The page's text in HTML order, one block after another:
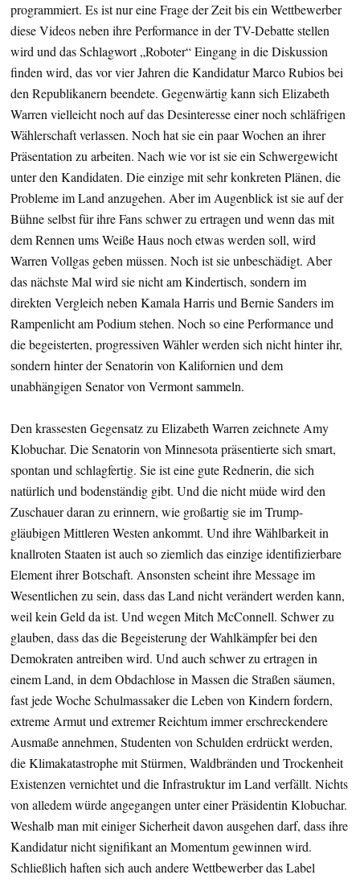
programmiert. Es ist nur eine Frage der Zeit bis ein Wettbewerber
diese Videos neben ihre Performance in der TV-Debatte stellen
wird und das Schlagwort „Roboter“ Eingang in die Diskussion
finden wird, das vor vier Jahren die Kandidatur Marco Rubios bei
den Republikanern beendete. Gegenwärtig kann sich Elizabeth
Warren vielleicht noch auf das Desinteresse einer noch schläfrigen
Wählerschaft verlassen. Noch hat sie ein paar Wochen an ihrer
Präsentation zu arbeiten. Nach wie vor ist sie ein Schwergewicht
unter den Kandidaten. Die einzige mit sehr konkreten Plänen, die
Probleme im Land anzugehen. Aber im Augenblick ist sie auf der
Bühne selbst für ihre Fans schwer zu ertragen und wenn das mit
dem Rennen ums Weiße Haus noch etwas werden soll, wird
Warren Vollgas geben müssen. Noch ist sie unbeschädigt. Aber
das nächste Mal wird sie nicht am Kindertisch, sondern im
direkten Vergleich neben Kamala Harris und Bernie Sanders im
Rampenlicht am Podium stehen. Noch so eine Performance und
die begeisterten, progressiven Wähler werden sich nicht hinter ihr,
sondern hinter der Senatorin von Kalifornien und dem
unabhängigen Senator von Vermont sammeln.
Den krassesten Gegensatz zu Elizabeth Warren zeichnete Amy
Klobuchar. Die Senatorin von Minnesota präsentierte sich smart,
spontan und schlagfertig. Sie ist eine gute Rednerin, die sich
natürlich und bodenständig gibt. Und die nicht müde wird den
Zuschauer daran zu erinnern, wie großartig sie im Trump-
gläubigen Mittleren Westen ankommt. Und ihre Wählbarkeit in
knallroten Staaten ist auch so ziemlich das einzige identifizierbare
Element ihrer Botschaft. Ansonsten scheint ihre Message im
Wesentlichen zu sein, dass das Land nicht verändert werden kann,
weil kein Geld da ist. Und wegen Mitch McConnell. Schwer zu
glauben, dass das die Begeisterung der Wahlkämpfer bei den
Demokraten antreiben wird. Und auch schwer zu ertragen in
einem Land, in dem Obdachlose in Massen die Straßen säumen,
fast jede Woche Schulmassaker die Leben von Kindern fordern,
extreme Armut und extremer Reichtum immer erschreckendere
Ausmaße annehmen, Studenten von Schulden erdrückt werden,
die Klimakatastrophe mit Stürmen, Waldbränden und Trockenheit
Existenzen vernichtet und die Infrastruktur im Land verfällt. Nichts
von alledem würde angegangen unter einer Präsidentin Klobuchar.
Weshalb man mit einiger Sicherheit davon ausgehen darf, dass ihre
Kandidatur nicht signifikant an Momentum gewinnen wird.
Schließlich haften sich auch andere Wettbewerber das Label